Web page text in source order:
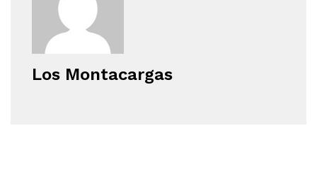
Los Montacargas